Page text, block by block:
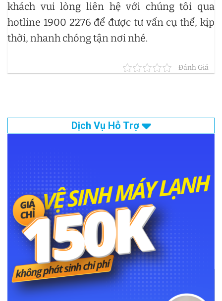
khách vui lòng liên hệ với chúng tôi qua
hotline 1900 2276 để được tư vấn cụ thể, kịp
thời, nhanh chóng tận nơi nhé.
Đánh Giá
Dịch Vụ Hỗ Trợ